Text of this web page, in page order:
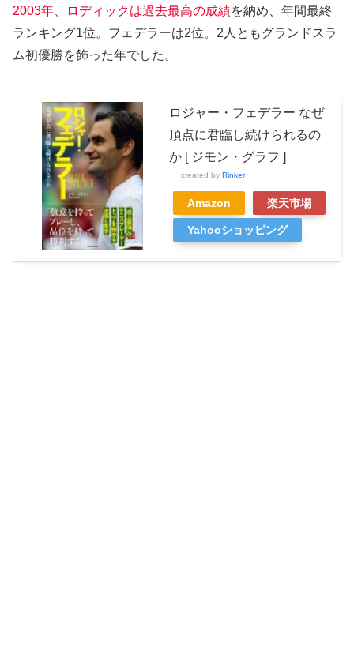
2003年、ロディックは過去最高の成績を納め、年間最終
ランキング1位。フェデラーは2位。2人ともグランドスラ
ム初優勝を飾った年でした。
ロジャー・フェデラー なぜ
頂点に君臨し続けられるの
か [ ジモン・グラフ ]
created by Rinker
Amazon 楽天市場
Yahooショッピング